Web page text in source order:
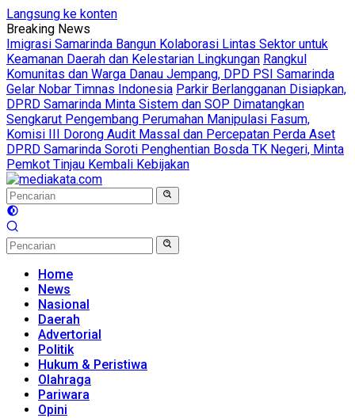
Langsung ke konten
Breaking News
Imigrasi Samarinda Bangun Kolaborasi Lintas Sektor untuk
Keamanan Daerah dan Kelestarian Lingkungan Rangkul
Komunitas dan Warga Danau Jempang, DPD PSI Samarinda
Gelar Nobar Timnas Indonesia Parkir Berlangganan Disiapkan,
DPRD Samarinda Minta Sistem dan SOP Dimatangkan
Sengkarut Pengembang Perumahan Manipulasi Fasum,
Komisi III Dorong Audit Massal dan Percepatan Perda Aset
DPRD Samarinda Soroti Penghentian Bosda TK Negeri, Minta
Pemkot Tinjau Kembali Kebijakan
Home
News
Nasional
Daerah
Advertorial
Politik
Hukum & Peristiwa
Olahraga
Pariwara
Opini